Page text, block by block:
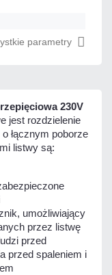
parametry
230V
jest rozdzielenie
łącznym poborze
listwy są:
umożliwiający
przez listwę
przed
przed spaleniem i